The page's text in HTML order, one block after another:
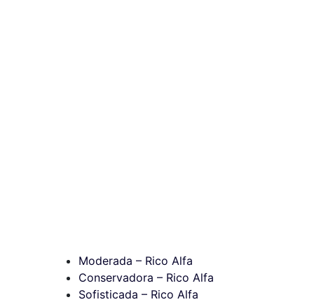
Moderada – Rico Alfa
Conservadora – Rico Alfa
Sofisticada – Rico Alfa